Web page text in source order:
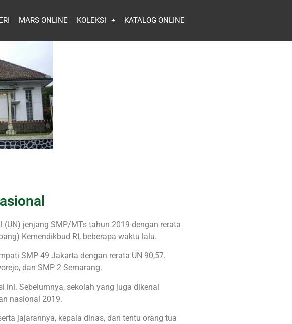
MARS ONLINE KOLEKSI KATALOG ONLINE
jenjang SMP/MTs tahun 2019 dengan rerata
Kemendikbud RI, beberapa waktu lalu.
SMP 49 Jakarta dengan rerata UN 90,57.
dan SMP 2 Semarang.
ini. Sebelumnya, sekolah yang juga dikenal
nasional 2019.
jajarannya, kepala dinas, dan tentu orang tua